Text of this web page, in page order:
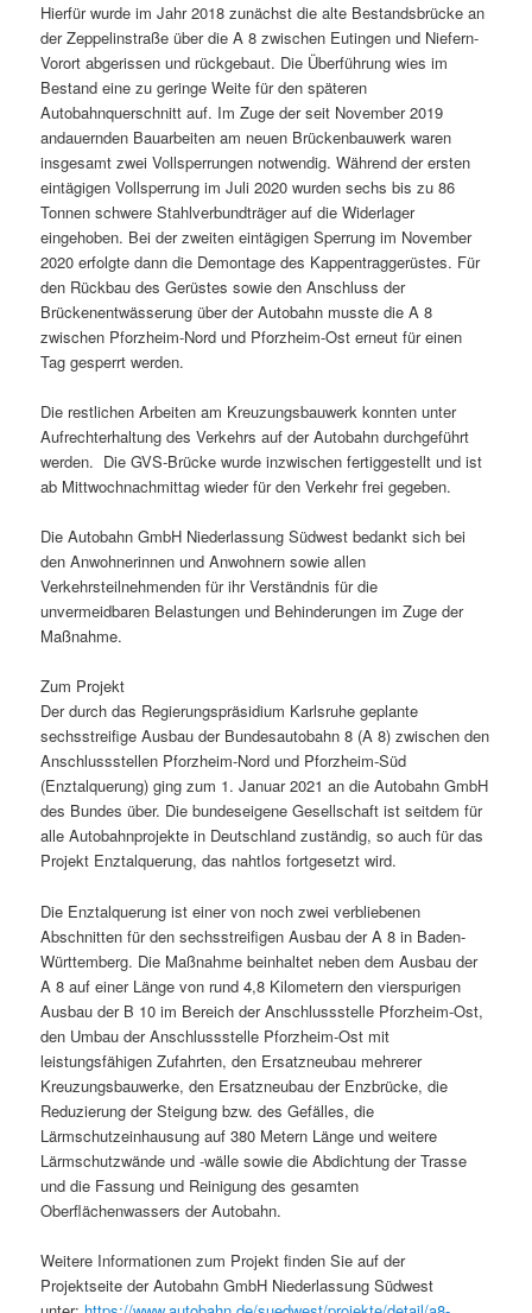
Hierfür wurde im Jahr 2018 zunächst die alte Bestandsbrücke an
der Zeppelinstraße über die A 8 zwischen Eutingen und Niefern-
Vorort abgerissen und rückgebaut. Die Überführung wies im
Bestand eine zu geringe Weite für den späteren
Autobahnquerschnitt auf. Im Zuge der seit November 2019
andauernden Bauarbeiten am neuen Brückenbauwerk waren
insgesamt zwei Vollsperrungen notwendig. Während der ersten
eintägigen Vollsperrung im Juli 2020 wurden sechs bis zu 86
Tonnen schwere Stahlverbundträger auf die Widerlager
eingehoben. Bei der zweiten eintägigen Sperrung im November
2020 erfolgte dann die Demontage des Kappentraggerüstes. Für
den Rückbau des Gerüstes sowie den Anschluss der
Brückenentwässerung über der Autobahn musste die A 8
zwischen Pforzheim-Nord und Pforzheim-Ost erneut für einen
Tag gesperrt werden.
Die restlichen Arbeiten am Kreuzungsbauwerk konnten unter
Aufrechterhaltung des Verkehrs auf der Autobahn durchgeführt
werden. Die GVS-Brücke wurde inzwischen fertiggestellt und ist
ab Mittwochnachmittag wieder für den Verkehr frei gegeben.
Die Autobahn GmbH Niederlassung Südwest bedankt sich bei
den Anwohnerinnen und Anwohnern sowie allen
Verkehrsteilnehmenden für ihr Verständnis für die
unvermeidbaren Belastungen und Behinderungen im Zuge der
Maßnahme.
Zum Projekt
Der durch das Regierungspräsidium Karlsruhe geplante
sechsstreifige Ausbau der Bundesautobahn 8 (A 8) zwischen den
Anschlussstellen Pforzheim-Nord und Pforzheim-Süd
(Enztalquerung) ging zum 1. Januar 2021 an die Autobahn GmbH
des Bundes über. Die bundeseigene Gesellschaft ist seitdem für
alle Autobahnprojekte in Deutschland zuständig, so auch für das
Projekt Enztalquerung, das nahtlos fortgesetzt wird.
Die Enztalquerung ist einer von noch zwei verbliebenen
Abschnitten für den sechsstreifigen Ausbau der A 8 in Baden-
Württemberg. Die Maßnahme beinhaltet neben dem Ausbau der
A 8 auf einer Länge von rund 4,8 Kilometern den vierspurigen
Ausbau der B 10 im Bereich der Anschlussstelle Pforzheim-Ost,
den Umbau der Anschlussstelle Pforzheim-Ost mit
leistungsfähigen Zufahrten, den Ersatzneubau mehrerer
Kreuzungsbauwerke, den Ersatzneubau der Enzbrücke, die
Reduzierung der Steigung bzw. des Gefälles, die
Lärmschutzeinhausung auf 380 Metern Länge und weitere
Lärmschutzwände und -wälle sowie die Abdichtung der Trasse
und die Fassung und Reinigung des gesamten
Oberflächenwassers der Autobahn.
Weitere Informationen zum Projekt finden Sie auf der
Projektseite der Autobahn GmbH Niederlassung Südwest